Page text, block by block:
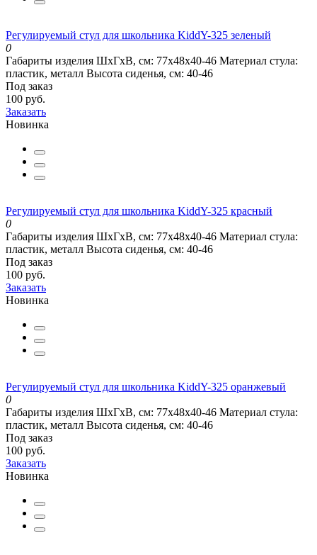
Регулируемый стул для школьника KiddY-325 зеленый
0
Габариты изделия ШхГхВ, см: 77х48х40-46 Материал стула:
пластик, металл Высота сиденья, см: 40-46
Под заказ
100 руб.
Заказать
Новинка
Регулируемый стул для школьника KiddY-325 красный
0
Габариты изделия ШхГхВ, см: 77х48х40-46 Материал стула:
пластик, металл Высота сиденья, см: 40-46
Под заказ
100 руб.
Заказать
Новинка
Регулируемый стул для школьника KiddY-325 оранжевый
0
Габариты изделия ШхГхВ, см: 77х48х40-46 Материал стула:
пластик, металл Высота сиденья, см: 40-46
Под заказ
100 руб.
Заказать
Новинка